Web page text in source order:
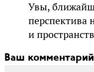
Увы,
перспектива
и
Ваш комментарий